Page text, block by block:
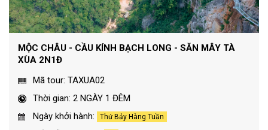
MỘC CHÂU - CẦU KÍNH BẠCH LONG - SĂN MÂY TÀ
XÙA 2N1Đ
Mã tour: TAXUA02
Thời gian: 2 NGÀY 1 ĐÊM
Ngày khởi hành:
Thứ Bảy Hàng Tuần